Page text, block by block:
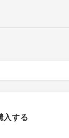
入する